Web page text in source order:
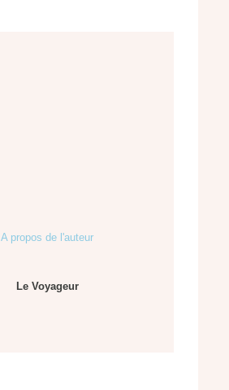
A propos de l'auteur
Le Voyageur